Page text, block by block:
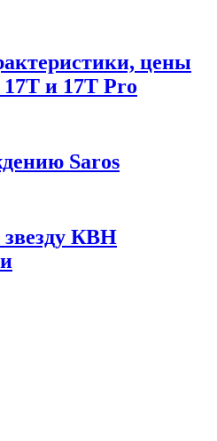
цены
и 17T Pro
Saros
КВН